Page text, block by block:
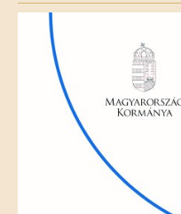
field
empty.